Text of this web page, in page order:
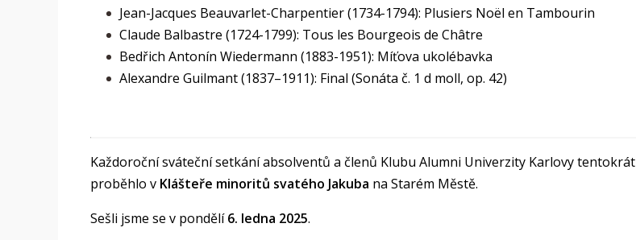
Jean-Jacques Beauvarlet-Charpentier (1734-1794): Plusiers Noël en Tambourin
Claude Balbastre (1724-1799): Tous les Bourgeois de Châtre
Bedřich Antonín Wiedermann (1883-1951): Míťova ukolébavka
Alexandre Guilmant (1837–1911): Final (Sonáta č. 1 d moll, op. 42)
Každoroční sváteční setkání absolventů a členů Klubu Alumni Univerzity Karlovy tentokrát
proběhlo v Klášteře minoritů svatého Jakuba na Starém Městě.
Sešli jsme se v pondělí6. ledna 2025.